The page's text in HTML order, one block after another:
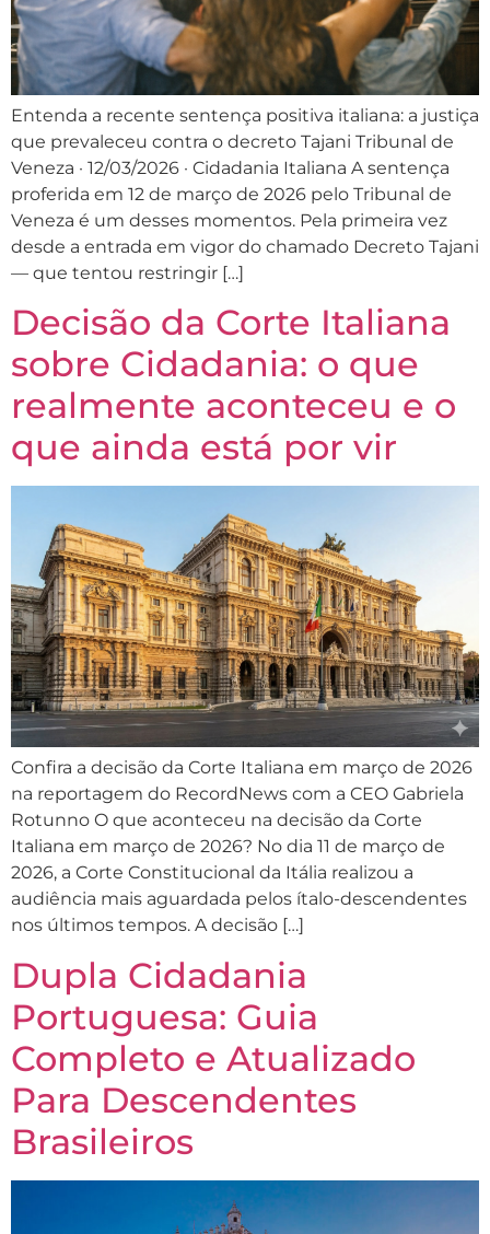
Entenda a recente sentença positiva italiana: a justiça
que prevaleceu contra o decreto Tajani Tribunal de
Veneza · 12/03/2026 · Cidadania Italiana A sentença
proferida em 12 de março de 2026 pelo Tribunal de
Veneza é um desses momentos. Pela primeira vez
desde a entrada em vigor do chamado Decreto Tajani
— que tentou restringir […]
Decisão da Corte Italiana
sobre Cidadania: o que
realmente aconteceu e o
que ainda está por vir
Confira a decisão da Corte Italiana em março de 2026
na reportagem do RecordNews com a CEO Gabriela
Rotunno O que aconteceu na decisão da Corte
Italiana em março de 2026? No dia 11 de março de
2026, a Corte Constitucional da Itália realizou a
audiência mais aguardada pelos ítalo-descendentes
nos últimos tempos. A decisão […]
Dupla Cidadania
Portuguesa: Guia
Completo e Atualizado
Para Descendentes
Brasileiros